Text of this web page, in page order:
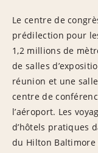
Le centre de
prédilection pour
1,2 millions de
de salles
réunion et une
centre de
l’aéroport. Les
d’hôtels pratiques
du Hilton Baltimore